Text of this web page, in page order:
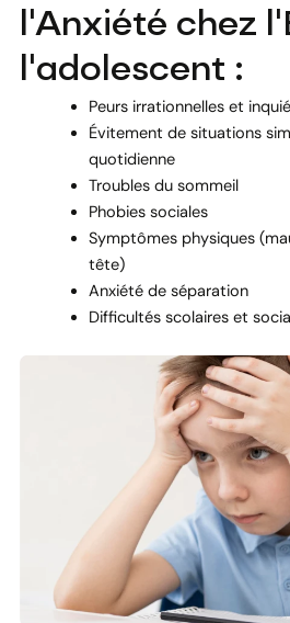
l'Anxiété chez
l'adolescent :
Peurs irrationnelles et
Évitement de situations
quotidienne
Troubles du sommeil
Phobies sociales
Symptômes physiques
tête)
Anxiété de séparation
Difficultés scolaires et